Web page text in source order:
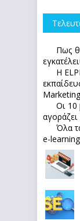
Πως
Η
Οι 10
Όλα
e-